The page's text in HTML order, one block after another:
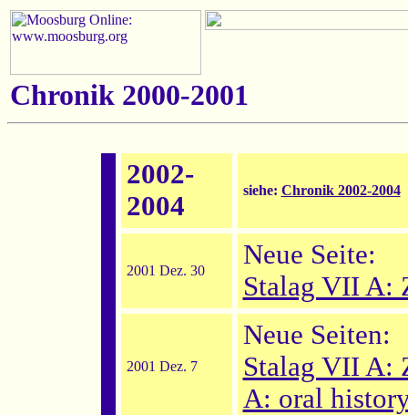
Chronik 2000-2001
2002-
2004
siehe: Chronik 2002-2004
2001 Dez. 30
Neue Seite:
Stalag VII A:
2001 Dez. 7
Neue Seiten:
Stalag VII A:
A: oral